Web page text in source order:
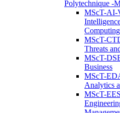
Polytechnique -
MScT-AI-
Computing
MScT-
Threats
MScT-
Business
MScT-
Analytics
MScT-